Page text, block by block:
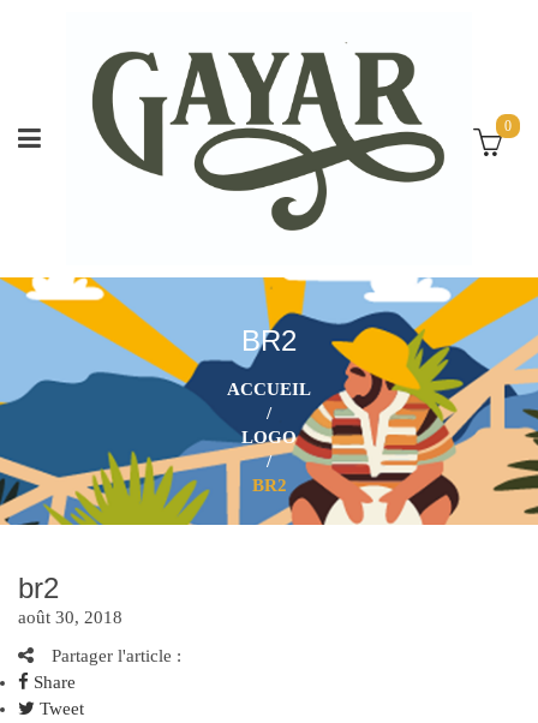
0
BR2
ACCUEIL
/
LOGO
/
BR2
br2
août 30, 2018
Partager l'article :
Share
Tweet